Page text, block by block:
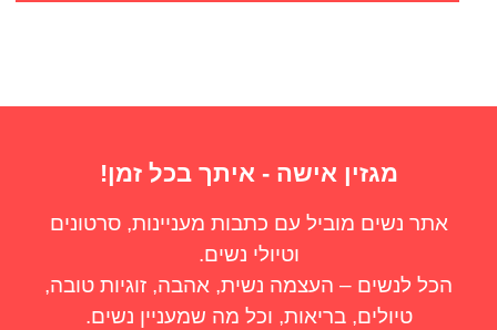
מגזין אישה - איתך בכל זמן!
אתר נשים מוביל עם כתבות מעניינות, סרטונים
וטיולי נשים.
הכל לנשים – העצמה נשית, אהבה, זוגיות טובה,
טיולים, בריאות, וכל מה שמעניין נשים.